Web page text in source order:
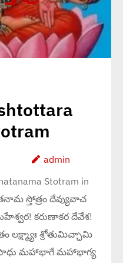
admin
Stotram in
శతనామ స్తోత్రం దేవ్యువాచ
కరుణాకర దేవేశ!
లక్ష్మ్యాః శ్రోతుమిచ్ఛామి
సాధు మహాభాగే మహాభాగ్య